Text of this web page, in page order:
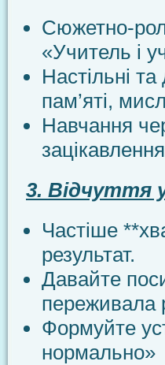
Сюжетно-
«Учитель і
Настільні
пам’яті,
Навчання
3. Відчуття
Частіше
результат.
Давайте
переживала
Формуйте
нормально»